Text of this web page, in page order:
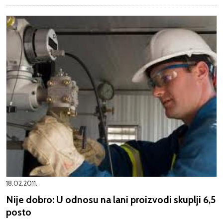
18.02.2011.
Nije dobro: U odnosu na lani proizvodi skuplji 6,5
posto